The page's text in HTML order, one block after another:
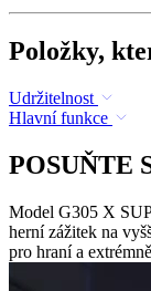
Položky,
Udržitelnost
Hlavní funkce
POSUŇTE
Model G305 X
herní zážitek na
pro hraní a